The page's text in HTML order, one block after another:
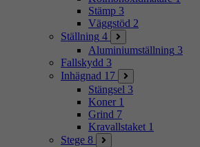
Stämp 3
Väggstöd 2
Ställning 4
Aluminiumställning 3
Fallskydd 3
Inhägnad 17
Stängsel 3
Koner 1
Grind 7
Kravallstaket 1
Stege 8